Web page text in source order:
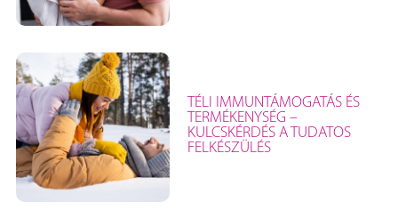
TÉLI IMMUNTÁMOGATÁS ÉS
TERMÉKENYSÉG –
KULCSKÉRDÉS A TUDATOS
FELKÉSZÜLÉS